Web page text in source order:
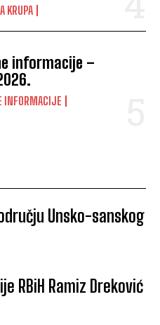
KRUPA
informacije –
INFORMACIJE
Unsko-sanskog
RBiH Ramiz Dreković